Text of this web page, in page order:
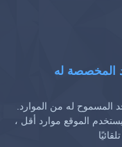
المخصصة له
المسموح له من الموارد.
الموقع موارد أقل ،